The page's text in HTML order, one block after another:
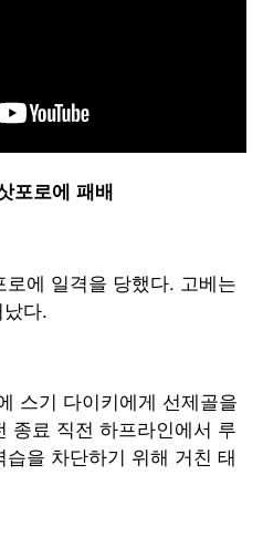
포로에 패배
에 일격을 당했다. 고베는
다.
스기 다이키에게 선제골을
종료 직전 하프라인에서 루
을 차단하기 위해 거친 태